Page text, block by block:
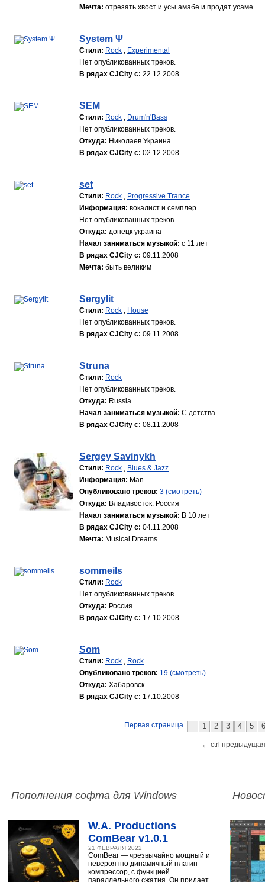
Мечта: отрезать хвост и усы амабе и продат усаме
System Ψ
Стили: Rock , Experimental
Нет опубликованных треков.
В рядах CJCity с: 22.12.2008
SEM
Стили: Rock , Drum'n'Bass
Нет опубликованных треков.
Откуда: Николаев Украина
В рядах CJCity с: 02.12.2008
set
Стили: Rock , Progressive Trance
Информация: вокалист и семплер...
Нет опубликованных треков.
Откуда: донецк украина
Начал заниматься музыкой: с 11 лет
В рядах CJCity с: 09.11.2008
Мечта: быть великим
Sergylit
Стили: Rock , House
Нет опубликованных треков.
В рядах CJCity с: 09.11.2008
Struna
Стили: Rock
Нет опубликованных треков.
Откуда: Russia
Начал заниматься музыкой: С детства
В рядах CJCity с: 08.11.2008
Sergey Savinykh
Стили: Rock , Blues & Jazz
Информация: Man...
Опубликовано треков: 3 (смотреть)
Откуда: Владивосток. Россия
Начал заниматься музыкой: В 10 лет
В рядах CJCity с: 04.11.2008
Мечта: Musical Dreams
sommeils
Стили: Rock
Нет опубликованных треков.
Откуда: Россия
В рядах CJCity с: 17.10.2008
Som
Стили: Rock , Rock
Опубликовано треков: 19 (смотреть)
Откуда: Хабаровск
В рядах CJCity с: 17.10.2008
Первая страница 1 2 3 4 5 6
← ctrl
Пополнения софта для Windows
W.A. Productions
ComBear v1.0.1
21 ФЕВРАЛЯ 2022
ComBear — чрезвычайно мощный и
невероятно динамичный плагин-
компрессор, с функцией
параллельного сжатия. Он придает